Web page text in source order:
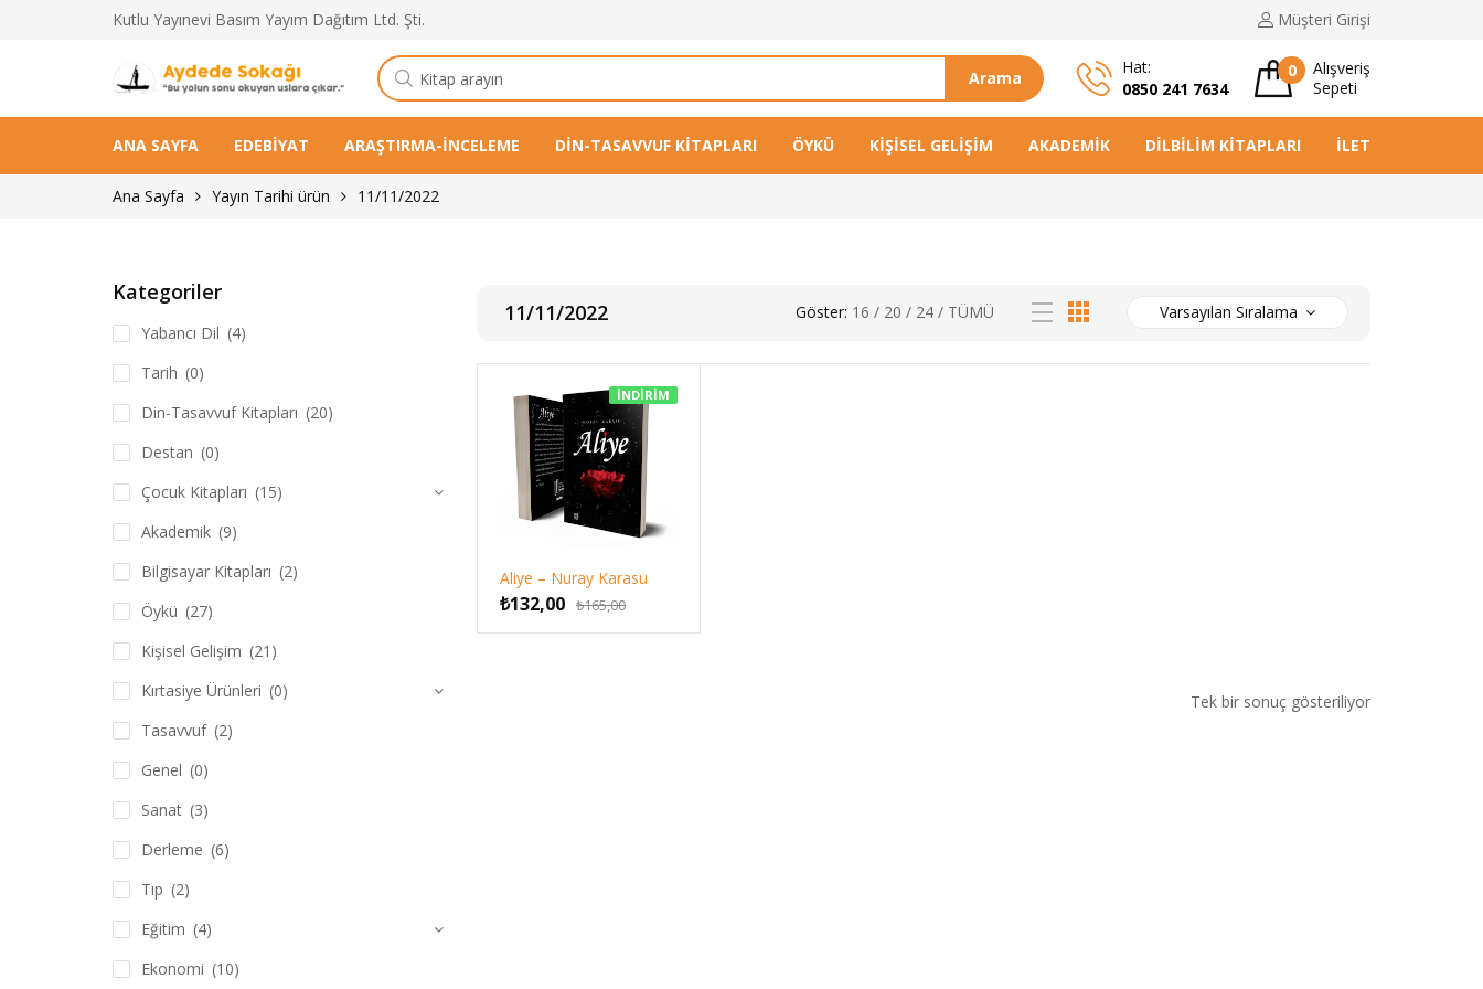
Kutlu Yayınevi Basım Yayım Dağıtım Ltd. Şti. Müşteri Girişi
Kitap
arama
Arama
Hat:
0850 241 7634
0
Alışveriş
Sepeti
ANA SAYFA EDEBIYAT ARAŞTIRMA-İNCELEME DIN-TASAVVUF KITAPLARI ÖYKÜ KIŞISEL GELIŞIM AKADEMIK DILBILIM KITAPLARI İLETIŞIM
Ana Sayfa Yayın Tarihi ürün 11/11/2022
11/11/2022 Göster: 16 / 20 / 24 / TÜMÜ Varsayılan Sıralama
İNDIRIM
Aliye – Nuray Karasu
₺165,00Orijinal
fiyat:
₺132,00
Şu
andaki
Tek bir sonuç gösteriliyor
Kategoriler
Yabancı Dil (4)
Tarih (0)
Din-Tasavvuf Kitapları (20)
Destan (0)
Çocuk Kitapları (15)
Akademik (9)
Bilgisayar Kitapları (2)
Öykü (27)
Kişisel Gelişim (21)
Kırtasiye Ürünleri (0)
Tasavvuf (2)
Genel (0)
Sanat (3)
Derleme (6)
Tıp (2)
Eğitim (4)
Ekonomi (10)